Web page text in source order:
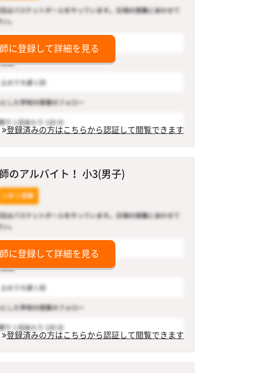
に登録して詳細を見る
登録済みの方はこちらから認証して閲覧できます
のアルバイト！ 小3(男子)
に登録して詳細を見る
登録済みの方はこちらから認証して閲覧できます